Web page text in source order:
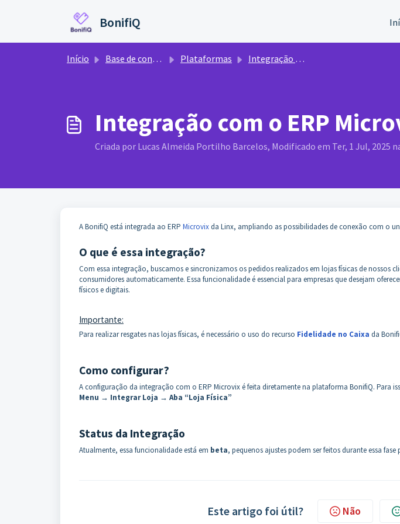
BonifiQ
Início Base de conhecimento Plataformas Integração Loja Física
Integração com o ERP
Criada por Lucas Almeida Portilho Barcelos, Modificado em Ter, 1 Jul, 2025
A BonifiQ está integrada ao ERP Microvixda Linx, ampliando as possibilidades de conexão com o
O que é essa integração?
Com essa integração, buscamos e sincronizamos os pedidos realizados em lojas físicas de nossos
consumidores automaticamente. Essa funcionalidade é essencial para empresas que desejam
físicos e digitais.
Importante:
Para realizar resgates nas lojas físicas, é necessário o uso do recurso Fidelidade no Caixa da
Como configurar?
A configuração da integração com o ERP Microvix é feita diretamente na plataforma BonifiQ. Para
Menu → Integrar Loja → Aba “Loja Física”
Status da Integração
Atualmente, essa funcionalidade está em beta, pequenos ajustes podem ser feitos durante essa
Este artigo foi útil? Não